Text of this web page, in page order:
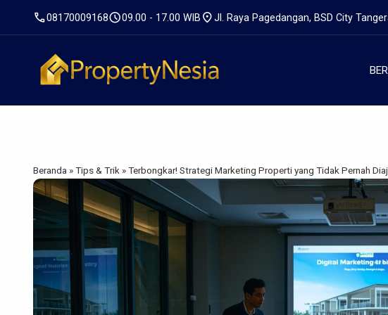
call08170009168schedule09.00 - 17.00 WIB location_onJl. Raya Pagedangan, BSD City
Beranda »Tips & Trik »Terbongkar! Strategi Marketing Properti yang Tidak Pernah